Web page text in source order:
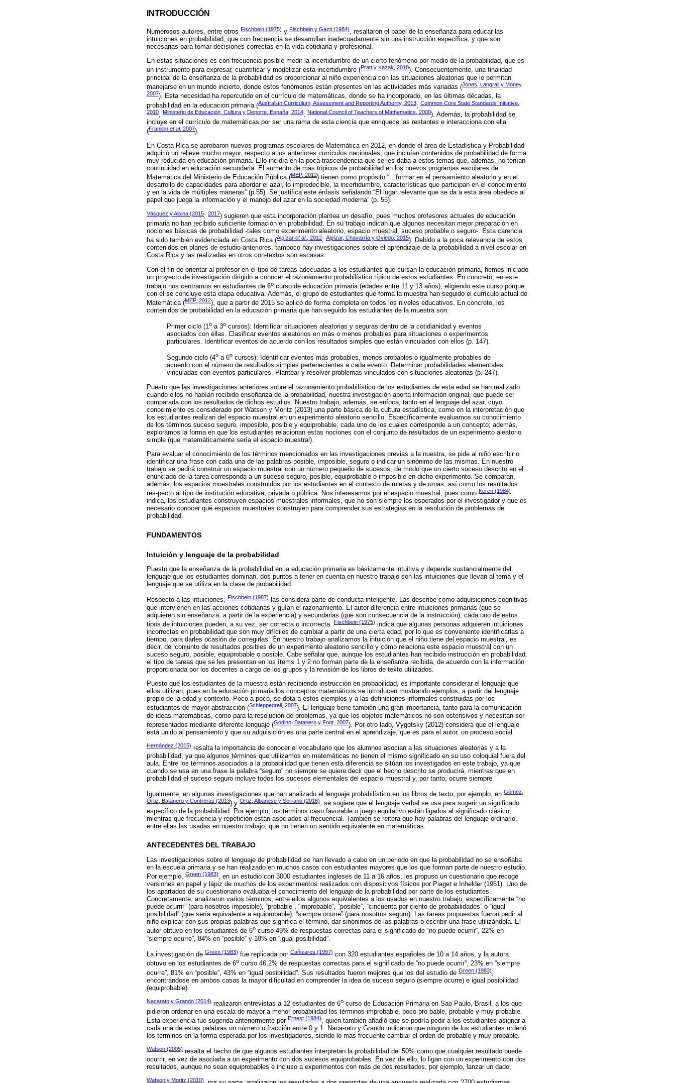
INTRODUCCIÓN
Numerosos autores, entre otros Fischbein (1975) y Fischbein y Gazit (1984), resaltaron el papel de la enseñanza para educar las
intuiciones en probabilidad, que con frecuencia se desarrollan inadecuadamente sin una instrucción específica, y que son
necesarias para tomar decisiones correctas en la vida cotidiana y profesional.
En estas situaciones es con frecuencia posible medir la incertidumbre de un cierto fenómeno por medio de la probabilidad, que es
un instrumento para expresar, cuantificar y modelizar esta incertidumbre (Pratt y Kazak, 2018). Consecuentemente, una finalidad
principal de la enseñanza de la probabilidad es proporcionar al niño experiencia con las situaciones aleatorias que le permitan
manejarse en un mundo incierto, donde estos fenómenos están presentes en las actividades más variadas (Jones, Langrall y Money,
2007). Esta necesidad ha repercutido en el currículo de matemáticas, donde se ha incorporado, en las últimas décadas, la
probabilidad en la educación primaria (Australian Curriculum, Assessment and Reporting Authority, 2013; Common Core State Standards Initiative,
2010, Ministerio de Educación, Cultura y Deporte, España, 2014; National Council of Teachers of Mathematics, 2000). Además, la probabilidad se
incluye en el currículo de matemáticas por ser una rama de esta ciencia que enriquece las restantes e interacciona con ella
(Franklin et al. 2007).
En Costa Rica se aprobaron nuevos programas escolares de Matemática en 2012, en donde el área de Estadística y Probabilidad
adquirió un relieve mucho mayor, respecto a los anteriores currículos nacionales, que incluían contenidos de probabilidad de forma
muy reducida en educación primaria. Ello incidía en la poca trascendencia que se les daba a estos temas que, además, no tenían
continuidad en educación secundaria. El aumento de más tópicos de probabilidad en los nuevos programas escolares de
Matemática del Ministerio de Educación Pública (MEP, 2012) tienen como propósito “…formar en el pensamiento aleatorio y en el
desarrollo de capacidades para abordar el azar, lo impredecible, la incertidumbre, características que participan en el conocimiento
y en la vida de múltiples maneras” (p.55). Se justifica este énfasis señalando “El lugar relevante que se da a esta área obedece al
papel que juega la información y el manejo del azar en la sociedad moderna” (p. 55).
Vásquez y Alsina (2015; 2017) sugieren que esta incorporación plantea un desafío, pues muchos profesores actuales de educación
primaria no han recibido suficiente formación en probabilidad. En su trabajo indican que algunos necesitan mejor preparación en
nociones básicas de probabilidad -tales como experimento aleatorio, espacio muestral, suceso probable o seguro-. Esta carencia
ha sido también evidenciada en Costa Rica (Alpízar et al., 2012; Alpízar, Chavarría y Oviedo, 2015). Debido a la poca relevancia de estos
contenidos en planes de estudio anteriores, tampoco hay investigaciones sobre el aprendizaje de la probabilidad a nivel escolar en
Costa Rica y las realizadas en otros con-textos son escasas.
Con el fin de orientar al profesor en el tipo de tareas adecuadas a los estudiantes que cursan la educación primaria, hemos iniciado
un proyecto de investigación dirigido a conocer el razonamiento probabilístico típico de estos estudiantes. En concreto, en este
trabajo nos centramos en estudiantes de 6o curso de educación primaria (edades entre 11 y 13 años), eligiendo este curso porque
con él se concluye esta etapa educativa. Además, el grupo de estudiantes que forma la muestra han seguido el currículo actual de
Matemática (MEP, 2012), que a partir de 2015 se aplicó de forma completa en todos los niveles educativos. En concreto, los
contenidos de probabilidad en la educación primaria que han seguido los estudiantes de la muestra son:
Primer ciclo (1o a 3o cursos): Identificar situaciones aleatorias y seguras dentro de la cotidianidad y eventos
asociados con ellas. Clasificar eventos aleatorios en más o menos probables para situaciones o experimentos
particulares. Identificar eventos de acuerdo con los resultados simples que están vinculados con ellos (p. 147).
Segundo ciclo (4o a 6o cursos): Identificar eventos más probables, menos probables o igualmente probables de
acuerdo con el número de resultados simples pertenecientes a cada evento. Determinar probabilidades elementales
vinculadas con eventos particulares. Plantear y resolver problemas vinculados con situaciones aleatorias (p. 247).
Puesto que las investigaciones anteriores sobre el razonamiento probabilístico de los estudiantes de esta edad se han realizado
cuando ellos no habían recibido enseñanza de la probabilidad, nuestra investigación aporta información original, que puede ser
comparada con los resultados de dichos estudios. Nuestro trabajo, además, se enfoca, tanto en el lenguaje del azar, cuyo
conocimiento es considerado por Watson y Moritz (2013) una parte básica de la cultura estadística, como en la interpretación que
los estudiantes realizan del espacio muestral en un experimento aleatorio sencillo. Específicamente evaluamos su conocimiento
de los términos suceso seguro, imposible, posible y equiprobable, cada uno de los cuales corresponde a un concepto; además,
exploramos la forma en que los estudiantes relacionan estas nociones con el conjunto de resultados de un experimento aleatorio
simple (que matemáticamente sería el espacio muestral).
Para evaluar el conocimiento de los términos mencionados en las investigaciones previas a la nuestra, se pide al niño escribir o
identificar una frase con cada una de las palabras posible, imposible, seguro o indicar un sinónimo de las mismas. En nuestro
trabajo se pedirá construir un espacio muestral con un número pequeño de sucesos, de modo que un cierto suceso descrito en el
enunciado de la tarea corresponda a un suceso seguro, posible, equiprobable o imposible en dicho experimento. Se comparan,
además, los espacios muestrales construidos por los estudiantes en el contexto de ruletas y de urnas; así como los resultados
res-pecto al tipo de institución educativa, privada o pública. Nos interesamos por el espacio muestral, pues como Keren (1984)
indica, los estudiantes construyen espacios muestrales informales, que no son siempre los esperados por el investigador y que es
necesario conocer qué espacios muestrales construyen para comprender sus estrategias en la resolución de problemas de
probabilidad.
FUNDAMENTOS
Intuición y lenguaje de la probabilidad
Puesto que la enseñanza de la probabilidad en la educación primaria es básicamente intuitiva y depende sustancialmente del
lenguaje que los estudiantes dominan, dos puntos a tener en cuenta en nuestro trabajo son las intuiciones que llevan al tema y el
lenguaje que se utiliza en la clase de probabilidad.
Respecto a las intuiciones, Fischbein (1987)
las considera parte de conducta inteligente. Las describe como adquisiciones cognitivas
que intervienen en las acciones cotidianas y guían el razonamiento. El autor diferencia entre intuiciones primarias (que se
adquieren sin enseñanza, a partir de la experiencia) y secundarias (que son consecuencia de la instrucción); cada uno de estos
tipos de intuiciones pueden, a su vez, ser correcta o incorrecta. Fischbein (1975) indica que algunas personas adquieren intuiciones
incorrectas en probabilidad que son muy difíciles de cambiar a partir de una cierta edad, por lo que es conveniente identificarlas a
tiempo, para darles ocasión de corregirlas. En nuestro trabajo analizamos la intuición que el niño tiene del espacio muestral, es
decir, del conjunto de resultados posibles de un experimento aleatorio sencillo y cómo relaciona este espacio muestral con un
suceso seguro, posible, equiprobable o posible. Cabe señalar que, aunque los estudiantes han recibido instrucción en probabilidad,
el tipo de tareas que se les presentan en los ítems 1 y 2 no forman parte de la enseñanza recibida, de acuerdo con la información
proporcionada por los docentes a cargo de los grupos y la revisión de los libros de texto utilizados.
Puesto que los estudiantes de la muestra están recibiendo instrucción en probabilidad, es importante considerar el lenguaje que
ellos utilizan, pues en la educación primaria los conceptos matemáticos se introducen mostrando ejemplos, a partir del lenguaje
propio de la edad y contexto. Poco a poco, se dota a estos ejemplos y a las definiciones informales construidas por los
estudiantes de mayor abstracción (Schleppegrell, 2007). El lenguaje tiene también una gran importancia, tanto para la comunicación
de ideas matemáticas, como para la resolución de problemas, ya que los objetos matemáticos no son ostensivos y necesitan ser
representados mediante diferente lenguaje (Godino, Batanero y Font, 2007). Por otro lado, Vygotsky (2012) considera que el lenguaje
está unido al pensamiento y que su adquisición es una parte central en el aprendizaje, que es para el autor, un proceso social.
Hernández (2015) resalta la importancia de conocer el vocabulario que los alumnos asocian a las situaciones aleatorias y a la
probabilidad, ya que algunos términos que utilizamos en matemáticas no tienen el mismo significado en su uso coloquial fuera del
aula. Entre los términos asociados a la probabilidad que tienen esta diferencia se sitúan los investigados en este trabajo, ya que
cuando se usa en una frase la palabra “seguro” no siempre se quiere decir que el hecho descrito se producirá, mientras que en
probabilidad el suceso seguro incluye todos los sucesos elementales del espacio muestral y, por tanto, ocurre siempre.
Igualmente, en algunas investigaciones que han analizado el lenguaje probabilístico en los libros de texto, por ejemplo, en Gómez,
Ortiz, Batanero y Contreras (2013) y Ortiz, Albanese y Serrano (2016), se sugiere que el lenguaje verbal se usa para sugerir un significado
específico de la probabilidad. Por ejemplo, los términos caso favorable o juego equitativo están ligados al significado clásico,
mientras que frecuencia y repetición están asociados al frecuencial. También se reitera que hay palabras del lenguaje ordinario,
entre ellas las usadas en nuestro trabajo, que no tienen un sentido equivalente en matemáticas.
ANTECEDENTES DEL TRABAJO
Las investigaciones sobre el lenguaje de probabilidad se han llevado a cabo en un periodo en que la probabilidad no se enseñaba
en la escuela primaria y se han realizado en muchos casos con estudiantes mayores que los que forman parte de nuestro estudio.
Por ejemplo, Green (1983), en un estudio con 3000 estudiantes ingleses de 11 a 16 años, les propuso un cuestionario que recoge
versiones en papel y lápiz de muchos de los experimentos realizados con dispositivos físicos por Piaget e Inhelder (1951). Uno de
los apartados de su cuestionario evaluaba el conocimiento del lenguaje de la probabilidad por parte de los estudiantes.
Concretamente, analizaron varios términos, entre ellos algunos equivalentes a los usados en nuestro trabajo, específicamente “no
puede ocurrir” (para nosotros imposible), “probable”, “improbable”, “posible”, “cincuenta por ciento de probabilidades” o “igual
posibilidad” (que sería equivalente a equiprobable), “siempre ocurre” (para nosotros seguro). Las tareas propuestas fueron pedir al
niño explicar con sus propias palabras qué significa el término, dar sinónimos de las palabras o escribir una frase utilizándola. El
autor obtuvo en los estudiantes de 6o curso 49% de respuestas correctas para el significado de “no puede ocurrir”, 22% en
“siempre ocurre”, 84% en “posible” y 18% en “igual posibilidad”.
La investigación de Green (1983) fue replicada por Cañizares (1997) con 320 estudiantes españoles de 10 a 14 años, y la autora
obtuvo en los estudiantes de 6o curso 46,2% de respuestas correctas para el significado de “no puede ocurrir”, 23% en “siempre
ocurre”, 81% en “posible”, 43% en “igual posibilidad”. Sus resultados fueron mejores que los del estudio de Green (1983),
encontrándose en ambos casos la mayor dificultad en comprender la idea de suceso seguro (siempre ocurre) e igual posibilidad
(equiprobable).
Nacarato y Grando (2014) realizaron entrevistas a 12 estudiantes de 6o curso de Educación Primaria en Sao Paulo, Brasil, a los que
pidieron ordenar en una escala de mayor a menor probabilidad los términos improbable, poco pro-bable, probable y muy probable.
Esta experiencia fue sugerida anteriormente por Ernest (1984), quien también añadió que se podría pedir a los estudiantes asignar a
cada una de estas palabras un número o fracción entre 0 y 1. Naca-rato y Grando indicaron que ninguno de los estudiantes ordenó
los términos en la forma esperada por los investigadores, siendo lo más frecuente cambiar el orden de probable y muy probable.
Watson (2005) resalta el hecho de que algunos estudiantes interpretan la probabilidad del 50% como que cualquier resultado puede
ocurrir, en vez de asociarla a un experimento con dos sucesos equiprobables. En vez de ello, lo ligan con un experimento con dos
resultados, aunque no sean equiprobables e incluso a experimentos con más de dos resultados, por ejemplo, lanzar un dado.
Watson y Moritz (2010)